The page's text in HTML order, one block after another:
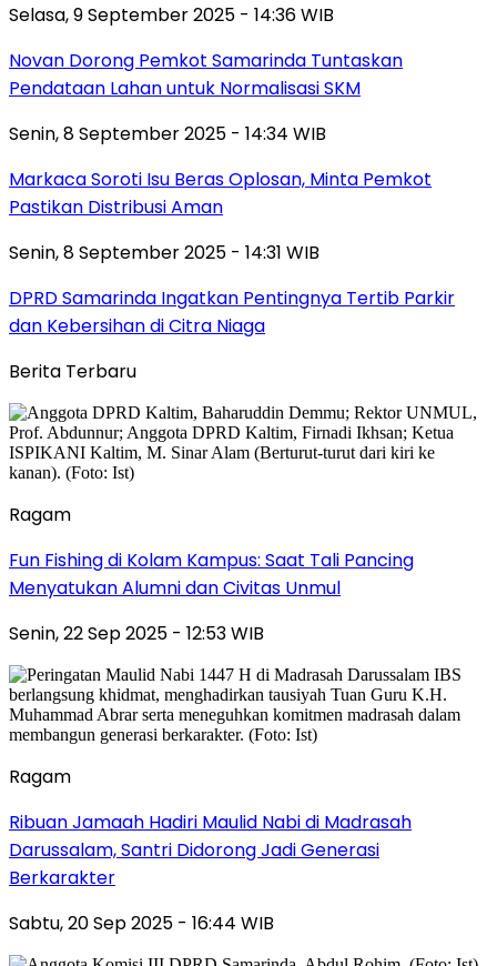
Selasa, 9 September 2025 - 14:36 WIB
Novan Dorong Pemkot Samarinda Tuntaskan
Pendataan Lahan untuk Normalisasi SKM
Senin, 8 September 2025 - 14:34 WIB
Markaca Soroti Isu Beras Oplosan, Minta Pemkot
Pastikan Distribusi Aman
Senin, 8 September 2025 - 14:31 WIB
DPRD Samarinda Ingatkan Pentingnya Tertib Parkir
dan Kebersihan di Citra Niaga
Berita Terbaru
Ragam
Fun Fishing di Kolam Kampus: Saat Tali Pancing
Menyatukan Alumni dan Civitas Unmul
Senin, 22 Sep 2025 - 12:53 WIB
Ragam
Ribuan Jamaah Hadiri Maulid Nabi di Madrasah
Darussalam, Santri Didorong Jadi Generasi
Berkarakter
Sabtu, 20 Sep 2025 - 16:44 WIB